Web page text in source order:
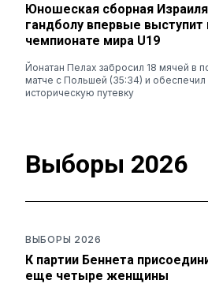
Юношеская сборная
гандболу впервые выступит
чемпионате мира U19
Йонатан Пелах забросил 18 мячей в
матче с Польшей (35:34) и
историческую путевку
Выборы 2026
ВЫБОРЫ 2026
К партии Беннета
еще четыре женщины